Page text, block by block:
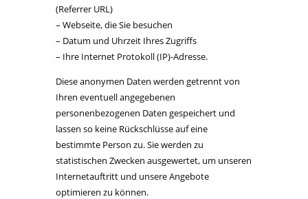
(Referrer URL)
– Webseite, die Sie besuchen
– Datum und Uhrzeit Ihres Zugriffs
– Ihre Internet Protokoll (IP)-Adresse.
Diese anonymen Daten werden getrennt von
Ihren eventuell angegebenen
personenbezogenen Daten gespeichert und
lassen so keine Rückschlüsse auf eine
bestimmte Person zu. Sie werden zu
statistischen Zwecken ausgewertet, um unseren
Internetauftritt und unsere Angebote
optimieren zu können.